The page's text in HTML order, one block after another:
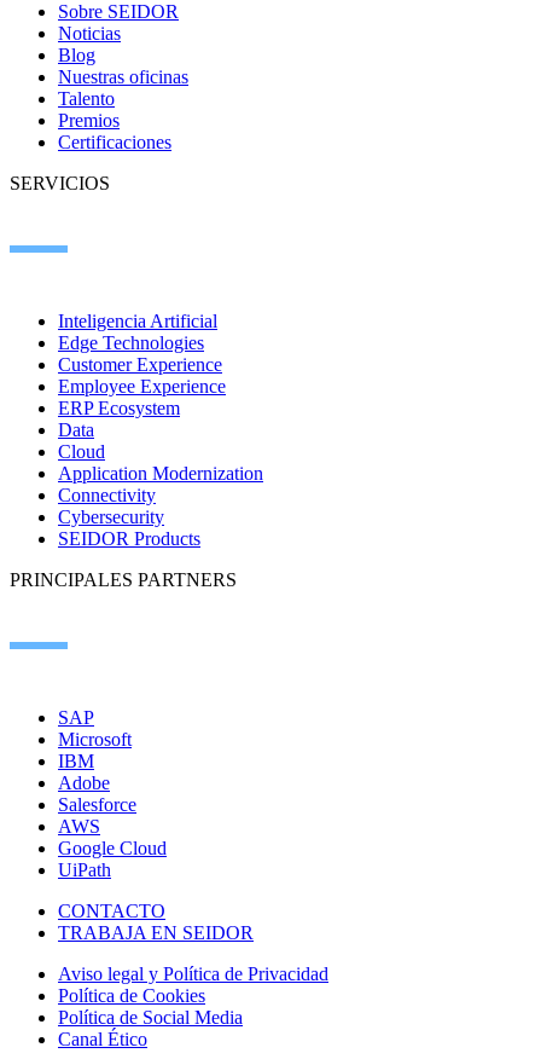
Sobre SEIDOR
Noticias
Blog
Nuestras oficinas
Talento
Premios
Certificaciones
SERVICIOS
Inteligencia Artificial
Edge Technologies
Customer Experience
Employee Experience
ERP Ecosystem
Data
Cloud
Application Modernization
Connectivity
Cybersecurity
SEIDOR Products
PRINCIPALES PARTNERS
SAP
Microsoft
IBM
Adobe
Salesforce
AWS
Google Cloud
UiPath
CONTACTO
TRABAJA EN SEIDOR
Aviso legal y Política de Privacidad
Política de Cookies
Política de Social Media
Canal Ético